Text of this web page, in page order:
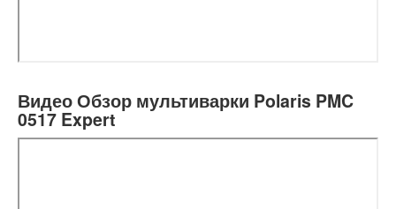
Видео Обзор мультиварки Polaris PMC
0517 Expert